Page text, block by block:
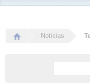
Notícias